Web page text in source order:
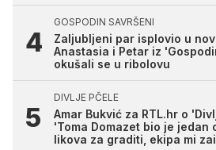
GOSPODIN SAVRŠENI
Zaljubljeni par isplovio u
Anastasia i Petar iz
okušali se u ribolovu
DIVLJE PČELE
Amar Bukvić za RTL.hr o
'Toma Domazet bio je jedan
likova za graditi, ekipa mi